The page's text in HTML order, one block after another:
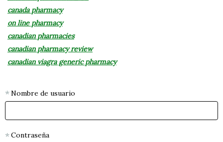
canada pharmacy
on line pharmacy
canadian pharmacies
canadian pharmacy review
canadian viagra generic pharmacy
Nombre de usuario
Contraseña